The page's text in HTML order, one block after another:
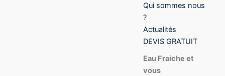
Qui sommes nous
?
Actualités
DEVIS GRATUIT
Eau Fraiche et
vous